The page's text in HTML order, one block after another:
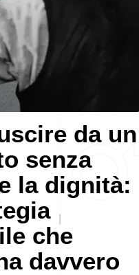
da un
senza
la dignità:
che
davvero